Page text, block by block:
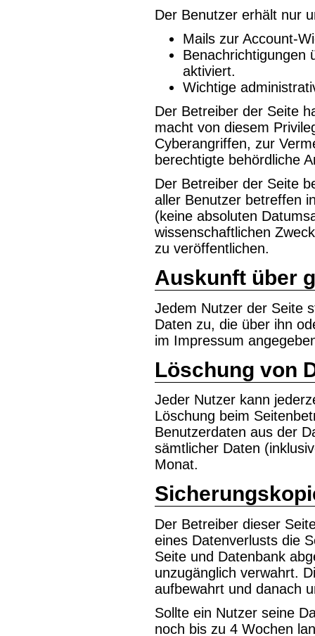
Der Benutzer erhält nur
Mails zur Account-
Benachrichtigungen
aktiviert.
Wichtige
Der Betreiber der Seite
macht von diesem
Cyberangriffen, zur
berechtigte behördliche
Der Betreiber der Seite
aller Benutzer betreffen
(keine absoluten
wissenschaftlichen
zu veröffentlichen.
Auskunft über
Jedem Nutzer der Seite
Daten zu, die über ihn
im Impressum
Löschung von
Jeder Nutzer kann
Löschung beim
Benutzerdaten aus der
sämtlicher Daten
Monat.
Der Betreiber dieser
eines Datenverlusts die
Seite und Datenbank
unzugänglich verwahrt.
aufbewahrt und danach
Sollte ein Nutzer seine
noch bis zu 4 Wochen